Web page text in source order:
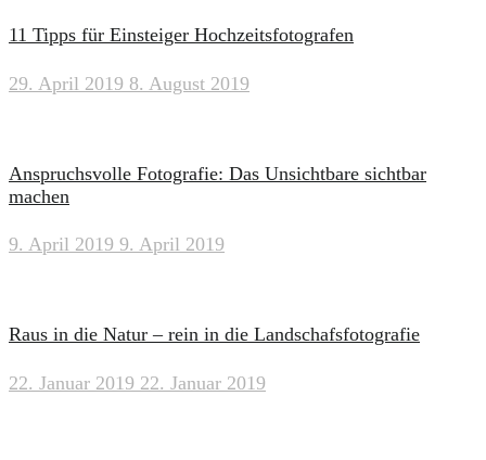
11 Tipps für Einsteiger Hochzeitsfotografen
29. April 2019 8. August 2019
Anspruchsvolle Fotografie: Das Unsichtbare sichtbar
machen
9. April 2019 9. April 2019
Raus in die Natur – rein in die Landschafsfotografie
22. Januar 2019 22. Januar 2019